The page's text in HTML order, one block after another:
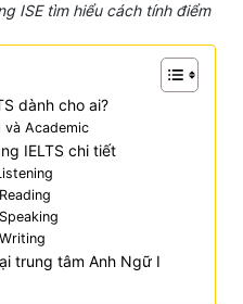
ISE tìm hiểu cách tính điểm
dành cho ai?
và Academic
IELTS chi tiết
trung tâm Anh Ngữ I